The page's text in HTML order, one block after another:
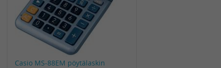
Casio MS-88EM pöytälaskin